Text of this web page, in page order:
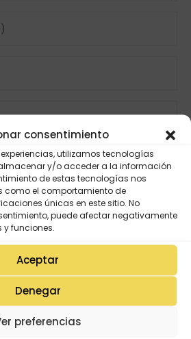
consentimiento
utilizamos tecnologías
y/o acceder a la información
de estas tecnologías nos
como el comportamiento de
únicas en este sitio. No
puede afectar negativamente
funciones.
Aceptar
Denegar
preferencias
Mi Cuenta